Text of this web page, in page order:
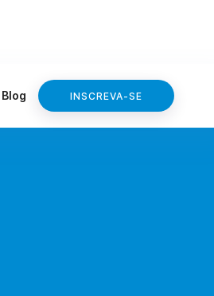
Blog INSCREVA-SE